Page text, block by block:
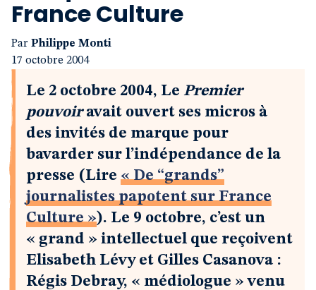
France Culture
Par Philippe Monti
17 octobre 2004
Le 2 octobre 2004, Le Premier
pouvoiravait ouvert ses micros à
des invités de marque pour
bavarder sur l’indépendance de la
presse (Lire « De “grands”
journalistes papotent sur France
Culture »). Le 9 octobre, c’est un
« grand » intellectuel que reçoivent
Elisabeth Lévy et Gilles Casanova :
Régis Debray, « médiologue » venu